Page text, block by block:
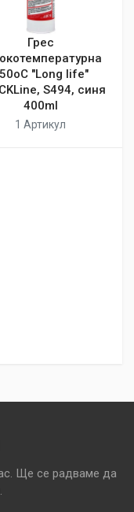
Грес
"Long life"
S494, синя
400ml
1 Артикул
Ще се радваме да